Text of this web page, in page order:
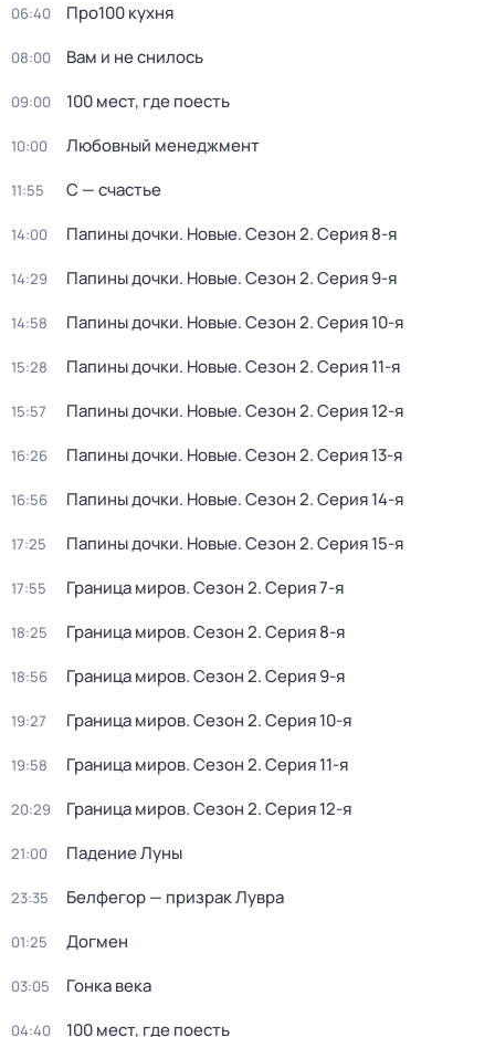
06:40 Про100 кухня
08:00 Вам и не снилось
09:00 100 мест, где поесть
10:00 Любовный менеджмент
11:55 С — счастье
14:00 Папины дочки. Новые. Сезон 2. Серия 8-я
14:29 Папины дочки. Новые. Сезон 2. Серия 9-я
14:58 Папины дочки. Новые. Сезон 2. Серия 10-я
15:28 Папины дочки. Новые. Сезон 2. Серия 11-я
15:57 Папины дочки. Новые. Сезон 2. Серия 12-я
16:26 Папины дочки. Новые. Сезон 2. Серия 13-я
16:56 Папины дочки. Новые. Сезон 2. Серия 14-я
17:25 Папины дочки. Новые. Сезон 2. Серия 15-я
17:55 Граница миров. Сезон 2. Серия 7-я
18:25 Граница миров. Сезон 2. Серия 8-я
18:56 Граница миров. Сезон 2. Серия 9-я
19:27 Граница миров. Сезон 2. Серия 10-я
19:58 Граница миров. Сезон 2. Серия 11-я
20:29 Граница миров. Сезон 2. Серия 12-я
21:00 Падение Луны
23:35 Белфегор — призрак Лувра
01:25 Догмен
03:05 Гонка века
04:40 100 мест, где поесть